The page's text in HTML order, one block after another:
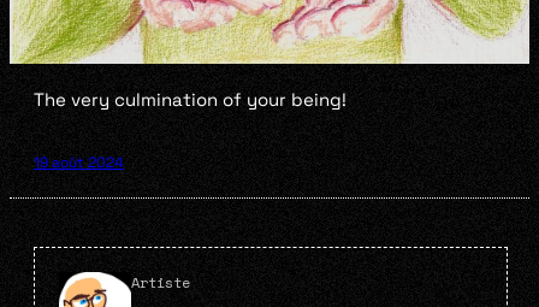
The very culmination of your being!
19 août 2024
Artiste